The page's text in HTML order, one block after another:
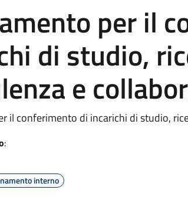
per il
di studio,
e
il conferimento di incarichi di studio,
:
interno